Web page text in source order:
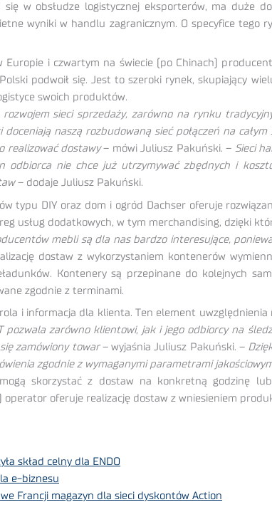
się w obsłudze logistycznej eksporterów, ma
wyniki w handlu zagranicznym. O specyfice tego
Europie i czwartym na świecie (po Chinach)
podwoił się. Jest to szeroki rynek, skupiający
swoich produktów.
rozwojem sieci sprzedaży, zarówno na rynku
doceniają naszą rozbudowaną sieć połączeń na
realizować dostawy– mówi Juliusz Pakuński. – Sieci
odbiorca nie chce już utrzymywać zbędnych i
– dodaje Juliusz Pakuński.
typu DIY oraz dom i ogród Dachser oferuje
usług dodatkowych, w tym merchandising, dzięki
mebli są dla nas bardzo interesujące,
dostaw z wykorzystaniem kontenerów
Kontenery są przepinane do kolejnych
zgodnie z terminami.
i informacja dla klienta. Ten element
pozwala zarówno klientowi, jak i jego odbiorcy na
zamówiony towar– wyjaśnia Juliusz Pakuński. –
zgodnie z wymaganymi parametrami
skorzystać z dostaw na konkretną godzinę
operator oferuje realizację dostaw z wniesieniem
skład celny dla ENDO
e-biznesu
Francji magazyn dla sieci dyskontów Action